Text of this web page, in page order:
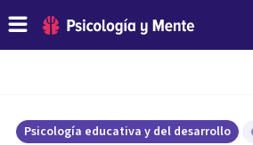
Psicología educativa y del desarrollo